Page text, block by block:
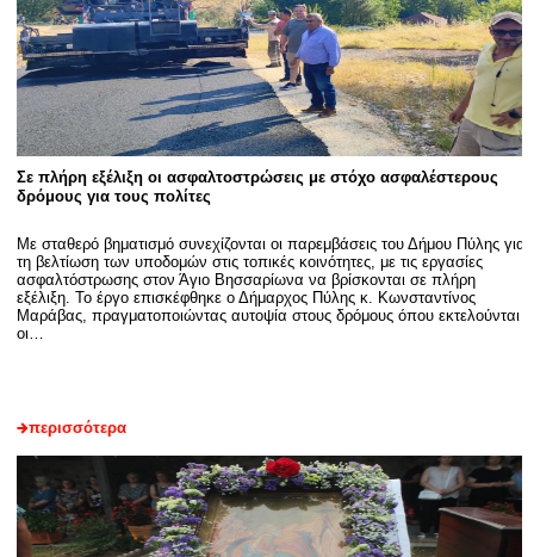
Σε πλήρη εξέλιξη οι ασφαλτοστρώσεις με στόχο ασφαλέστερους
δρόμους για τους πολίτες
Με σταθερό βηματισμό συνεχίζονται οι παρεμβάσεις του Δήμου Πύλης για
τη βελτίωση των υποδομών στις τοπικές κοινότητες, με τις εργασίες
ασφαλτόστρωσης στον Άγιο Βησσαρίωνα να βρίσκονται σε πλήρη
εξέλιξη. Το έργο επισκέφθηκε ο Δήμαρχος Πύλης κ. Κωνσταντίνος
Μαράβας, πραγματοποιώντας αυτοψία στους δρόμους όπου εκτελούνται
οι…
περισσότερα